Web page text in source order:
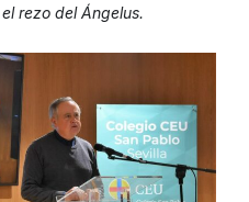
rezo del Ángelus.